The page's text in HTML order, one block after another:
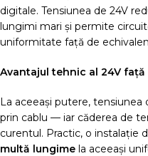
digitale. Tensiunea de 24V
lungimi mari și permite
uniformitate față de
Avantajul tehnic al 24V față
La aceeași putere,
prin cablu — iar căderea de
curentul. Practic, o instalație
multă lungime la aceeași